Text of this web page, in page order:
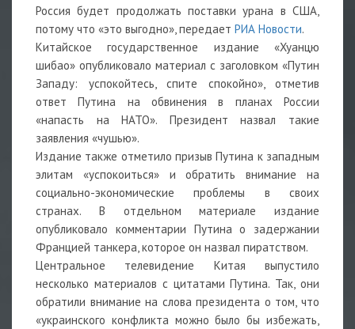
Россия будет продолжать поставки урана в США,
потому что «это выгодно», передает РИА Новости.
Китайское государственное издание «Хуанцю
шибао» опубликовало материал с заголовком «Путин
Западу: успокойтесь, спите спокойно», отметив
ответ Путина на обвинения в планах России
«напасть на НАТО». Президент назвал такие
заявления «чушью».
Издание также отметило призыв Путина к западным
элитам «успокоиться» и обратить внимание на
социально-экономические проблемы в своих
странах. В отдельном материале издание
опубликовало комментарии Путина о задержании
Францией танкера, которое он назвал пиратством.
Центральное телевидение Китая выпустило
несколько материалов с цитатами Путина. Так, они
обратили внимание на слова президента о том, что
«украинского конфликта можно было бы избежать,